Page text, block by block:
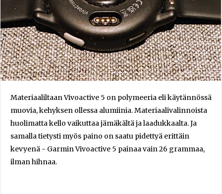
Materiaaliltaan Vivoactive 5 on polymeeria eli käytännössä
muovia, kehyksen ollessa alumiinia. Materiaalivalinnoista
huolimatta kello vaikuttaa jämäkältä ja laadukkaalta. Ja
samalla tietysti myös paino on saatu pidettyä erittäin
kevyenä - Garmin Vivoactive 5 painaa vain 26 grammaa,
ilman hihnaa.